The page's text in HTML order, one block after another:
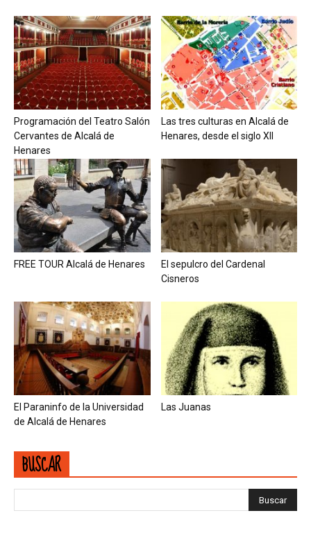
Programación del Teatro Salón
Cervantes de Alcalá de
Henares
Las tres culturas en Alcalá de
Henares, desde el siglo XII
FREE TOUR Alcalá de Henares
El sepulcro del Cardenal
Cisneros
El Paraninfo de la Universidad
de Alcalá de Henares
Las Juanas
BUSCAR